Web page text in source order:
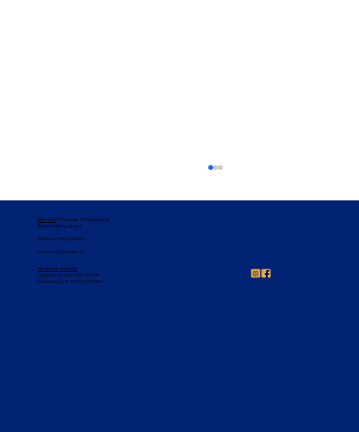
Dirección: El Tranque 1274, Pudahuel,
Región Metropolitana
Teléfono:+569 62837921
villasanig@gmail.com
Horario de atención
Colegio: Lun a Vie 08:00 a 16:00
Docentes: Jue de 15:30 a 16:30hrs